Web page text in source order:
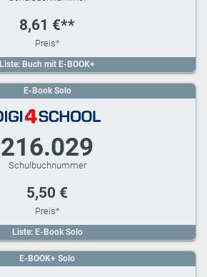
Liste: Buch mit E-BOOK+
8,61 €**
Liste: E-Book Solo
E-Book Solo
216.029
5,50 €
E-BOOK+ Solo